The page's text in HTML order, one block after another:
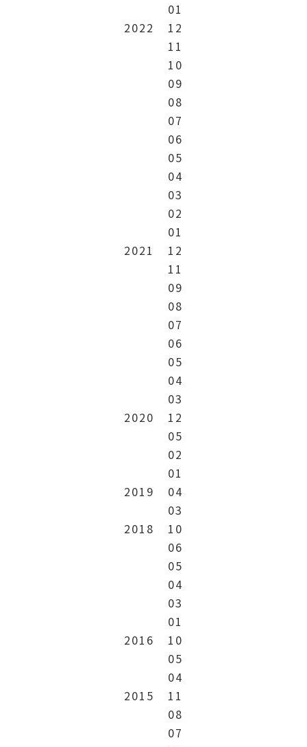
01
2022
12
11
10
09
08
07
06
05
04
03
02
01
2021
12
11
09
08
07
06
05
04
03
2020
12
05
02
01
2019
04
03
2018
10
06
05
04
03
01
2016
10
05
04
2015
11
08
07